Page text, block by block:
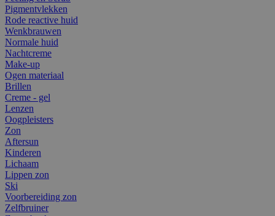
Pigmentvlekken
Rode reactive huid
Wenkbrauwen
Normale huid
Nachtcreme
Make-up
Ogen materiaal
Brillen
Creme - gel
Lenzen
Oogpleisters
Zon
Aftersun
Kinderen
Lichaam
Lippen zon
Ski
Voorbereiding zon
Zelfbruiner